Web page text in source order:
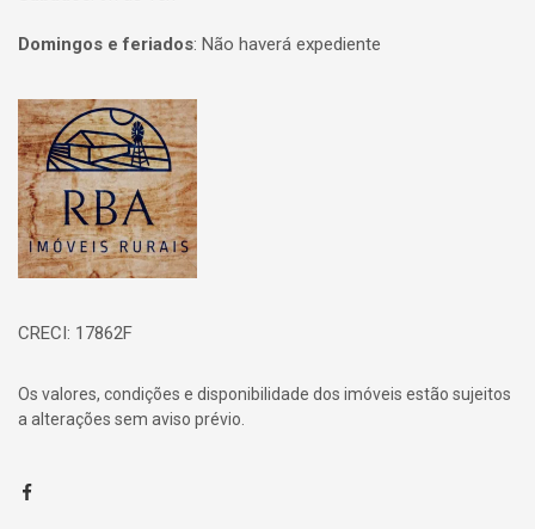
Domingos e feriados: Não haverá expediente
Página inicial
CRECI: 17862F
Os valores, condições e disponibilidade dos imóveis estão sujeitos
a alterações sem aviso prévio.
Facebook